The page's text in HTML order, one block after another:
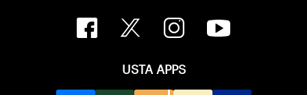
USTA APPS